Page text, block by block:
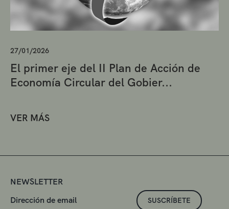
27/01/2026
El primer eje del II Plan de Acción de
Economía Circular del Gobier...
VER MÁS
NEWSLETTER
SUSCRÍBETE